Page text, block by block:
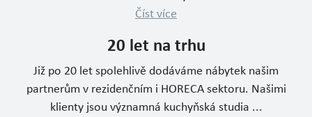
Číst více
20 let na trhu
Již po 20 let spolehlivě dodáváme nábytek našim
partnerům v rezidenčním i HORECA sektoru. Našimi
klienty jsou významná kuchyňská studia ...